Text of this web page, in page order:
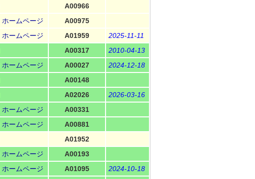
A00966
ホームページ
A00975
ホームページ A01959
2025-11-11
A00317
2010-04-13
ホームページ A00027
2024-12-18
A00148
A02026
2026-03-16
ホームページ
A00331
ホームページ
A00881
A01952
ホームページ
A00193
ホームページ A01095
2024-10-18